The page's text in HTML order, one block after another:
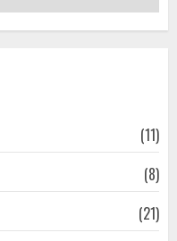
(11)
(8)
(21)